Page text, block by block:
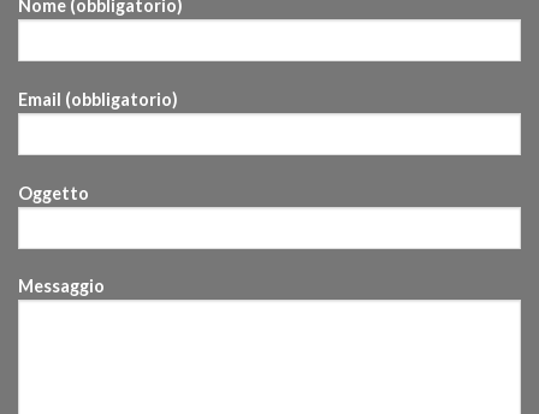
Nome (obbligatorio)
Email (obbligatorio)
Oggetto
Messaggio